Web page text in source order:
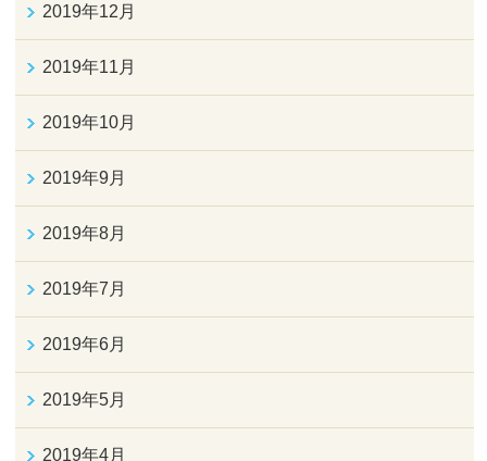
2019年12月
2019年11月
2019年10月
2019年9月
2019年8月
2019年7月
2019年6月
2019年5月
2019年4月